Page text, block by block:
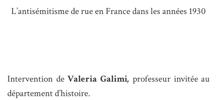
L’antisémitisme de rue en France dans les années 1930
Intervention de Valeria Galimi, professeur invitée au
département d’histoire.